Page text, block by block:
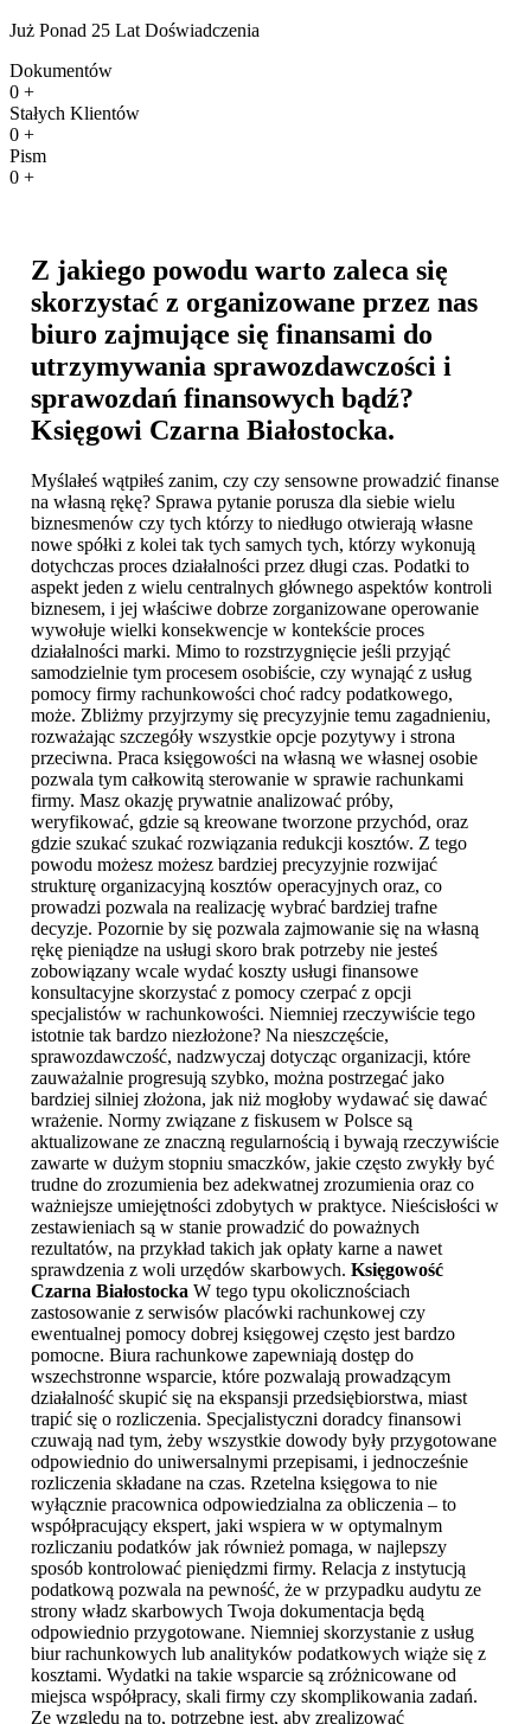
Już Ponad 25 Lat Doświadczenia
Dokumentów
0 +
Stałych Klientów
0 +
Pism
0 +
Z jakiego powodu warto zaleca się
skorzystać z organizowane przez nas
biuro zajmujące się finansami do
utrzymywania sprawozdawczości i
sprawozdań finansowych bądź?
Księgowi Czarna Białostocka.
Myślałeś wątpiłeś zanim, czy czy sensowne prowadzić finanse
na własną rękę? Sprawa pytanie porusza dla siebie wielu
biznesmenów czy tych którzy to niedługo otwierają własne
nowe spółki z kolei tak tych samych tych, którzy wykonują
dotychczas proces działalności przez długi czas. Podatki to
aspekt jeden z wielu centralnych głównego aspektów kontroli
biznesem, i jej właściwe dobrze zorganizowane operowanie
wywołuje wielki konsekwencje w kontekście proces
działalności marki. Mimo to rozstrzygnięcie jeśli przyjąć
samodzielnie tym procesem osobiście, czy wynająć z usług
pomocy firmy rachunkowości choć radcy podatkowego,
może. Zbliżmy przyjrzymy się precyzyjnie temu zagadnieniu,
rozważając szczegóły wszystkie opcje pozytywy i strona
przeciwna. Praca księgowości na własną we własnej osobie
pozwala tym całkowitą sterowanie w sprawie rachunkami
firmy. Masz okazję prywatnie analizować próby,
weryfikować, gdzie są kreowane tworzone przychód, oraz
gdzie szukać szukać rozwiązania redukcji kosztów. Z tego
powodu możesz możesz bardziej precyzyjnie rozwijać
strukturę organizacyjną kosztów operacyjnych oraz, co
prowadzi pozwala na realizację wybrać bardziej trafne
decyzje. Pozornie by się pozwala zajmowanie się na własną
rękę pieniądze na usługi skoro brak potrzeby nie jesteś
zobowiązany wcale wydać koszty usługi finansowe
konsultacyjne skorzystać z pomocy czerpać z opcji
specjalistów w rachunkowości. Niemniej rzeczywiście tego
istotnie tak bardzo niezłożone? Na nieszczęście,
sprawozdawczość, nadzwyczaj dotycząc organizacji, które
zauważalnie progresują szybko, można postrzegać jako
bardziej silniej złożona, jak niż mogłoby wydawać się dawać
wrażenie. Normy związane z fiskusem w Polsce są
aktualizowane ze znaczną regularnością i bywają rzeczywiście
zawarte w dużym stopniu smaczków, jakie często zwykły być
trudne do zrozumienia bez adekwatnej zrozumienia oraz co
ważniejsze umiejętności zdobytych w praktyce. Nieścisłości w
zestawieniach są w stanie prowadzić do poważnych
rezultatów, na przykład takich jak opłaty karne a nawet
sprawdzenia z woli urzędów skarbowych. Księgowość
Czarna Białostocka W tego typu okolicznościach
zastosowanie z serwisów placówki rachunkowej czy
ewentualnej pomocy dobrej księgowej często jest bardzo
pomocne. Biura rachunkowe zapewniają dostęp do
wszechstronne wsparcie, które pozwalają prowadzącym
działalność skupić się na ekspansji przedsiębiorstwa, miast
trapić się o rozliczenia. Specjalistyczni doradcy finansowi
czuwają nad tym, żeby wszystkie dowody były przygotowane
odpowiednio do uniwersalnymi przepisami, i jednocześnie
rozliczenia składane na czas. Rzetelna księgowa to nie
wyłącznie pracownica odpowiedzialna za obliczenia – to
współpracujący ekspert, jaki wspiera w w optymalnym
rozliczaniu podatków jak również pomaga, w najlepszy
sposób kontrolować pieniędzmi firmy. Relacja z instytucją
podatkową pozwala na pewność, że w przypadku audytu ze
strony władz skarbowych Twoja dokumentacja będą
odpowiednio przygotowane. Niemniej skorzystanie z usług
biur rachunkowych lub analityków podatkowych wiąże się z
kosztami. Wydatki na takie wsparcie są zróżnicowane od
miejsca współpracy, skali firmy czy skomplikowania zadań.
Ze względu na to, potrzebne jest, aby zrealizować